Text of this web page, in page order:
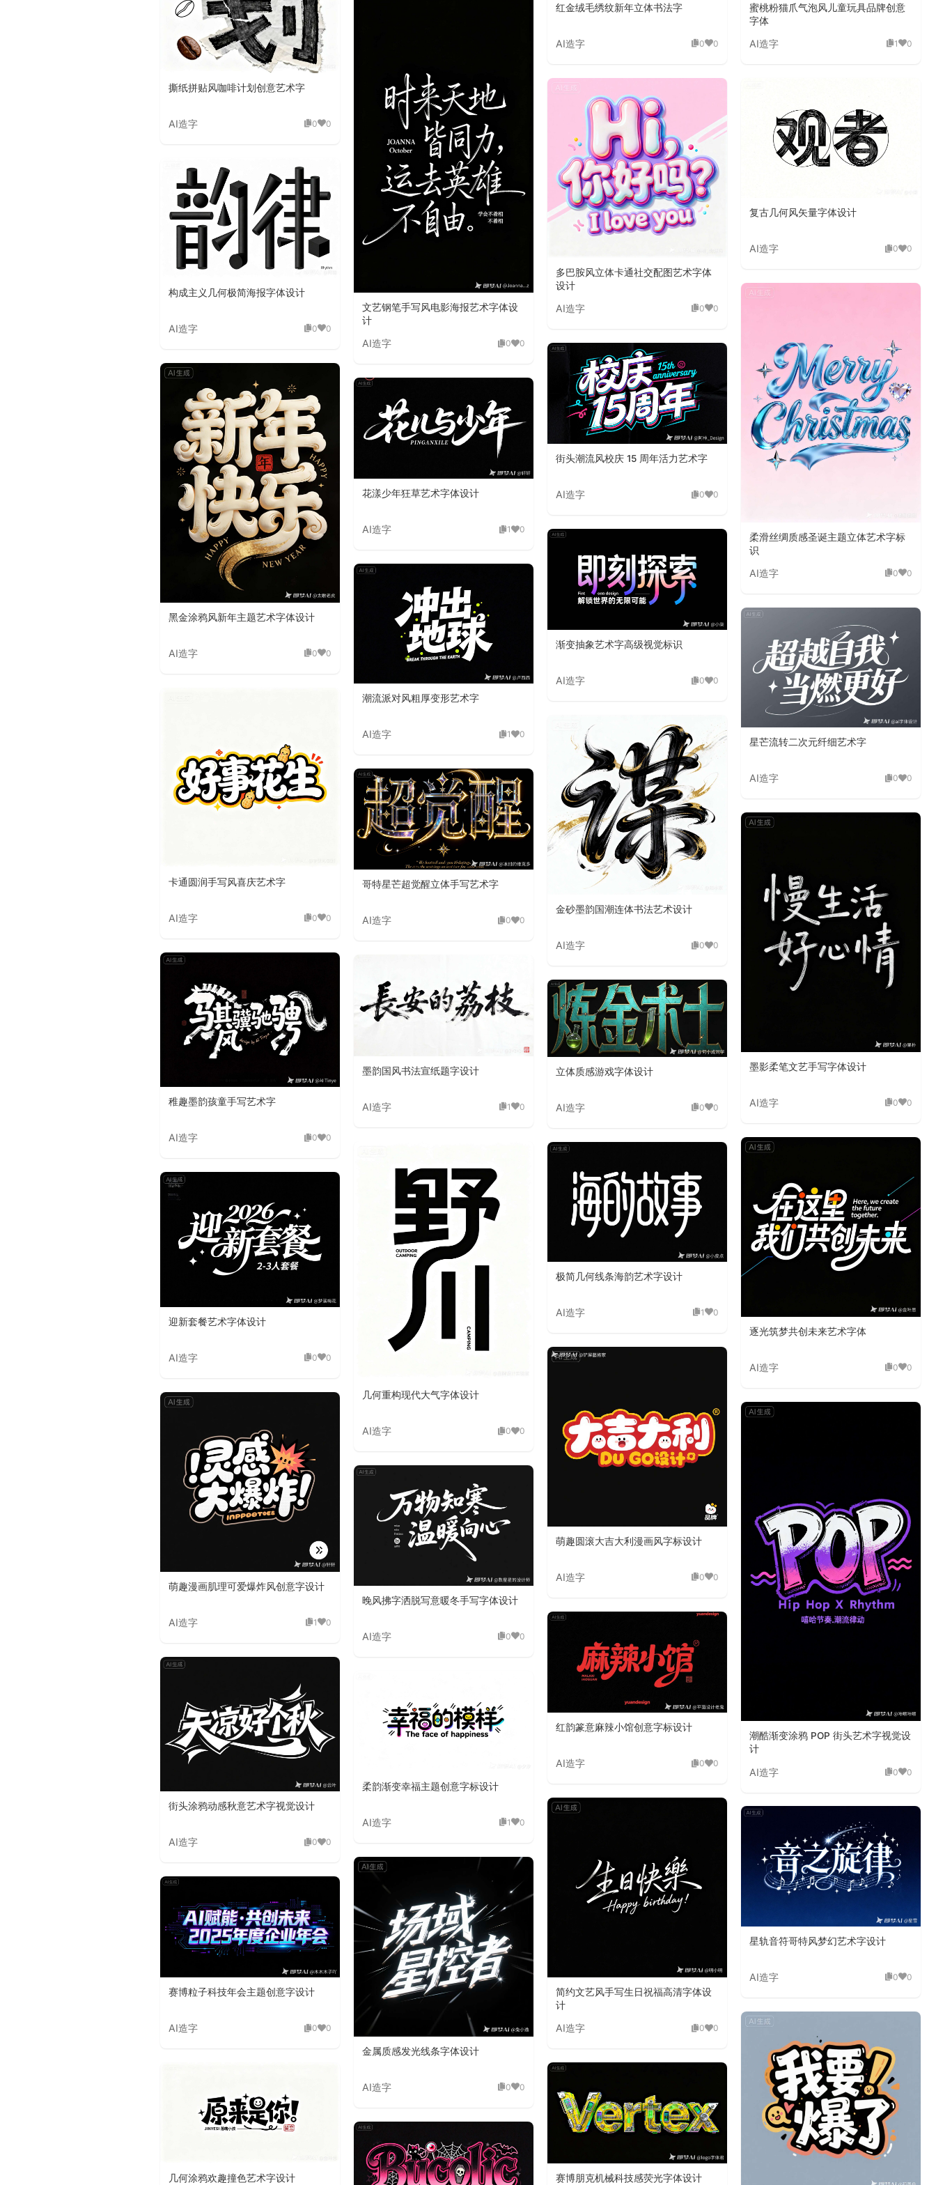
撕纸拼贴风咖啡计划创意艺术字
AI造字 0 0
红金绒毛绣纹新年立体书法字
AI造字 0 0
蜜桃粉猫爪气泡风儿童玩具品牌创意
字体
AI造字 1 0
构成主义几何极简海报字体设计
AI造字 0 0
文艺钢笔手写风电影海报艺术字体设
计
AI造字 0 0
多巴胺风立体卡通社交配图艺术字体
设计
AI造字 0 0
复古几何风矢量字体设计
AI造字 0 0
黑金涂鸦风新年主题艺术字体设计
AI造字 0 0
花漾少年狂草艺术字体设计
AI造字 1 0
街头潮流风校庆 15 周年活力艺术字
AI造字 0 0
柔滑丝绸质感圣诞主题立体艺术字标
识
AI造字 0 0
卡通圆润手写风喜庆艺术字
AI造字 0 0
潮流派对风粗厚变形艺术字
AI造字 1 0
渐变抽象艺术字高级视觉标识
AI造字 0 0
星芒流转二次元纤细艺术字
AI造字 0 0
稚趣墨韵孩童手写艺术字
AI造字 0 0
哥特星芒超觉醒立体手写艺术字
AI造字 0 0
金砂墨韵国潮连体书法艺术设计
AI造字 0 0
墨影柔笔文艺手写字体设计
AI造字 0 0
迎新套餐艺术字体设计
AI造字 0 0
墨韵国风书法宣纸题字设计
AI造字 1 0
立体质感游戏字体设计
AI造字 0 0
逐光筑梦共创未来艺术字体
AI造字 0 0
萌趣漫画肌理可爱爆炸风创意字设计
AI造字 1 0
几何重构现代大气字体设计
AI造字 0 0
极简几何线条海韵艺术字设计
AI造字 1 0
潮酷渐变涂鸦 POP 街头艺术字视觉设
计
AI造字 0 0
街头涂鸦动感秋意艺术字视觉设计
AI造字 0 0
晚风拂字洒脱写意暖冬手写字体设计
AI造字 0 0
萌趣圆滚大吉大利漫画风字标设计
AI造字 0 0
星轨音符哥特风梦幻艺术字设计
AI造字 0 0
赛博粒子科技年会主题创意字设计
AI造字 0 0
柔韵渐变幸福主题创意字标设计
AI造字 1 0
红韵篆意麻辣小馆创意字标设计
AI造字 0 0
几何涂鸦欢趣撞色艺术字设计
金属质感发光线条字体设计
AI造字 0 0
简约文艺风手写生日祝福高清字体设
计
AI造字 0 0
赛博朋克机械科技感荧光字体设计